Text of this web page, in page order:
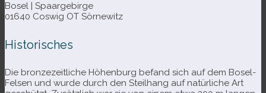
Bosel | Spaargebirge
01640 Coswig OT Sörnewitz
Historisches
Die bron­ze­zeit­li­che Höhenburg befand sich auf dem Bosel-​
Felsen und wurde durch den Steilhang auf natür­li­che Art